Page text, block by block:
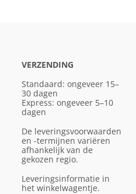
VERZENDING
Standaard: ongeveer 15–
30 dagen
Express: ongeveer 5–10
dagen
De leveringsvoorwaarden
en -termijnen variëren
afhankelijk van de
gekozen regio.
Leveringsinformatie in
het winkelwagentje.